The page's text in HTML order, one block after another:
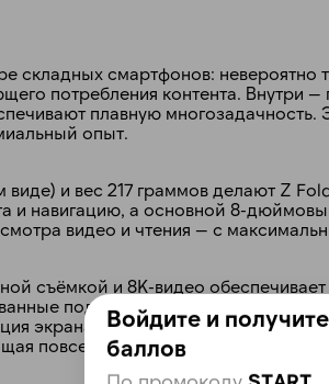
складных смартфонов: невероятно
потребления контента. Внутри
плавную многозадачность.
опыт.
виде) и вес 217 граммов делают Z
и навигацию, а основной 8-
видео и чтения — с
съёмкой и 8K-видео
под большой экран: от
экрана для Gemini AI — позволяет
повседневные задачи.
недели Остались
8 800
Войдите и
баллов